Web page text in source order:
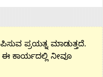
ಪ್ರಯತ್ನ ಮಾಡುತ್ತದೆ.
ಈ ಕಾರ್ಯದಲ್ಲಿ ನೀವೂ